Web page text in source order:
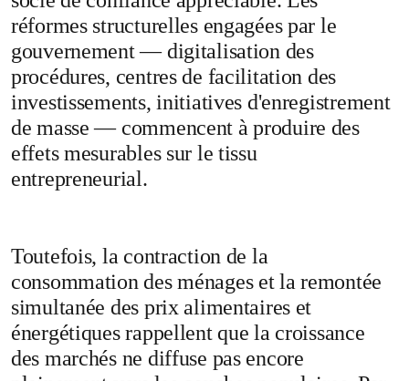
réformes structurelles engagées par le
gouvernement — digitalisation des
procédures, centres de facilitation des
investissements, initiatives d'enregistrement
de masse — commencent à produire des
effets mesurables sur le tissu
entrepreneurial.
Toutefois, la contraction de la
consommation des ménages et la remontée
simultanée des prix alimentaires et
énergétiques rappellent que la croissance
des marchés ne diffuse pas encore